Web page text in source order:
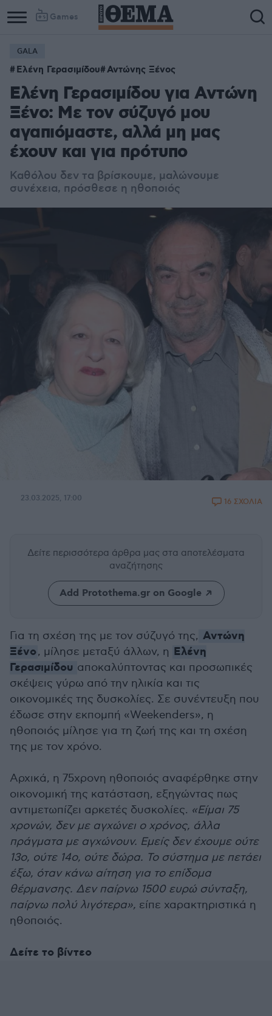
Games
GALA
Ελένη Γερασιμίδου Αντώνης Ξένος
Ελένη Γερασιμίδου για Αντώνη
Ξένο: Με τον σύζυγό μου
αγαπιόμαστε, αλλά μη μας
έχουν και για πρότυπο
Καθόλου δεν τα βρίσκουμε, μαλώνουμε
συνέχεια, πρόσθεσε η ηθοποιός
23.03.2025, 17:00 16 ΣΧΟΛΙΑ
Δείτε περισσότερα άρθρα μας στα αποτελέσματα
αναζήτησης
Add Protothema.gr on Google
Για τη σχέση της με τον σύζυγό της, Αντώνη
Ξένο, μίλησε μεταξύ άλλων, η Ελένη
Γερασιμίδου αποκαλύπτοντας και προσωπικές
σκέψεις γύρω από την ηλικία και τις
οικονομικές της δυσκολίες. Σε συνέντευξη που
έδωσε στην εκπομπή «Weekenders», η
ηθοποιός μίλησε για τη ζωή της και τη σχέση
της με τον χρόνο.
Αρχικά, η 75χρονη ηθοποιός αναφέρθηκε στην
οικονομική της κατάσταση, εξηγώντας πως
αντιμετωπίζει αρκετές δυσκολίες. «Είμαι 75
χρονών, δεν με αγχώνει ο χρόνος, άλλα
πράγματα με αγχώνουν. Εμείς δεν έχουμε ούτε
13ο, ούτε 14ο, ούτε δώρα. Το σύστημα με πετάει
έξω, όταν κάνω αίτηση για το επίδομα
θέρμανσης. Δεν παίρνω 1500 ευρώ σύνταξη,
παίρνω πολύ λιγότερα», είπε χαρακτηριστικά η
ηθοποιός.
Δείτε το βίντεο